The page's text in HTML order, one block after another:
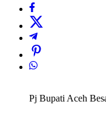
Pj Bupati Aceh